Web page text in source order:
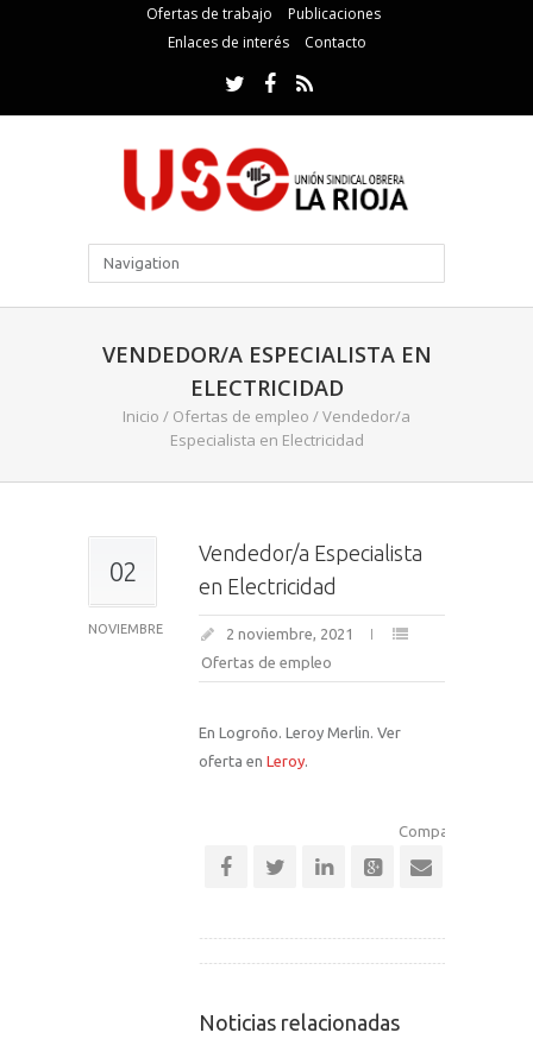
Ofertas de trabajo
Publicaciones
Enlaces de interés
Contacto
VENDEDOR/A ESPECIALISTA EN
ELECTRICIDAD
Inicio / Ofertas de empleo /Vendedor/a
Especialista en Electricidad
02
NOVIEMBRE
Vendedor/a Especialista
en Electricidad
2 noviembre, 2021
Ofertas de empleo
En Logroño. Leroy Merlin. Ver
oferta en Leroy.
Comparte esta
Noticias relacionadas